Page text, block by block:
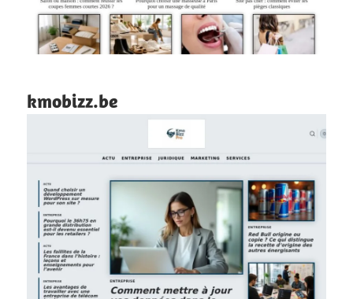
kmobizz.be